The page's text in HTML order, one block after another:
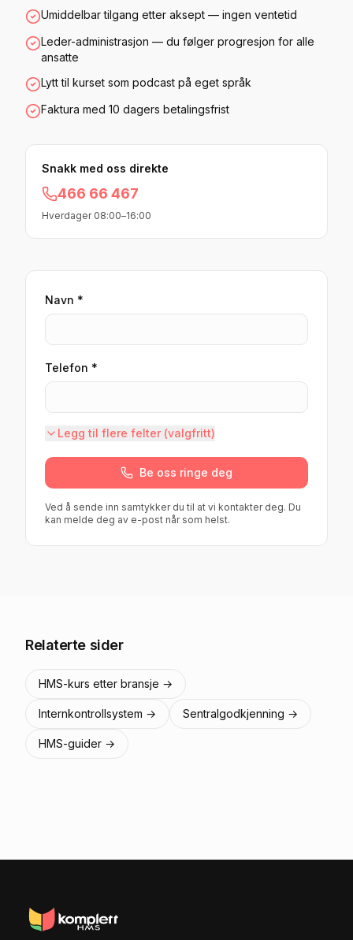
Umiddelbar tilgang etter aksept — ingen ventetid
Leder-administrasjon — du følger progresjon for alle
ansatte
Lytt til kurset som podcast på eget språk
Faktura med 10 dagers betalingsfrist
Snakk med oss direkte
466 66 467
Hverdager 08:00–16:00
Navn *
Telefon *
Legg til flere felter (valgfritt)
Be oss ringe deg
Ved å sende inn samtykker du til at vi kontakter deg. Du
kan melde deg av e-post når som helst.
Relaterte sider
HMS-kurs etter bransje →
Internkontrollsystem → Sentralgodkjenning →
HMS-guider →